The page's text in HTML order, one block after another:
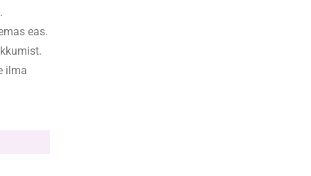
eas.
ilma